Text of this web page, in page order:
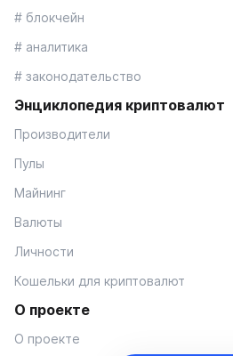
# блокчейн
# аналитика
# законодательство
Энциклопедия криптовалют
Производители
Пулы
Майнинг
Валюты
Личности
Кошельки для криптовалют
О проекте
О проекте